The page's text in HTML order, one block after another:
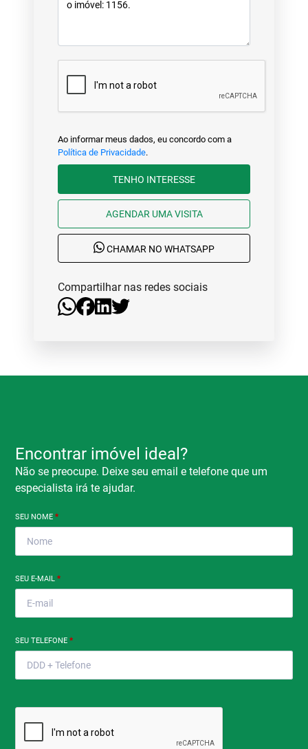
Ao informar meus dados, eu concordo com a
Política de Privacidade.
TENHO INTERESSE
AGENDAR UMA VISITA
CHAMAR NO WHATSAPP
Compartilhar nas redes sociais
Encontrar imóvel ideal?
Não se preocupe. Deixe seu email e telefone que um
especialista irá te ajudar.
SEU NOME*
SEU E-MAIL*
SEU TELEFONE*